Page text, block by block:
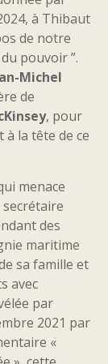
à Thibaut
de notre
pouvoir ”.
Michel
de
, pour
à la tête de ce
menace
secrétaire
des
maritime
sa famille et
avec
par
2021 par
«